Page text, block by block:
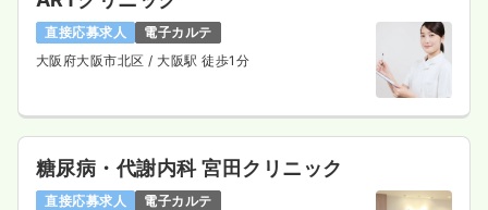
直接応募求人
電子カルテ
大阪府大阪市北区/ 大阪駅 徒歩1分
糖尿病・代謝内科 宮田クリニック
直接応募求人
電子カルテ